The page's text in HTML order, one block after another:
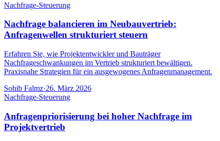
Nachfrage-Steuerung
Nachfrage balancieren im Neubauvertrieb:
Anfragenwellen strukturiert steuern
Erfahren Sie, wie Projektentwickler und Bauträger
Nachfrageschwankungen im Vertrieb strukturiert bewältigen.
Praxisnahe Strategien für ein ausgewogenes Anfragenmanagement.
Sohib Falmz·26. März 2026
Nachfrage-Steuerung
Anfragenpriorisierung bei hoher Nachfrage im
Projektvertrieb